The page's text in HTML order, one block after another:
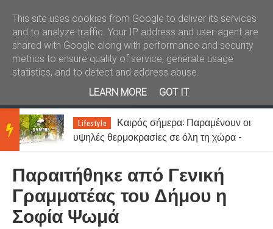
Καλώς ήλθατε Kral News
BRE
AKIN
οι
-
News
ΑΟ Ξάνθη: Παραίτηση
Βούλκου από το Δ.Σ. – Οι
Παραιτήθηκε από Γενική
Γραμματέας του Δήμου η
Σοφία Ψωμά
This site uses cookies from Google to deliver its services
and to analyze traffic. Your IP address and user-agent are
shared with Google along with performance and security
metrics to ensure quality of service, generate usage
statistics, and to detect and address abuse.
LEARN MORE
GOT IT